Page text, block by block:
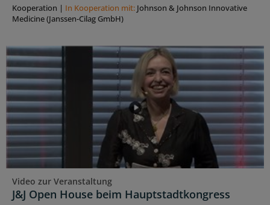
Kooperation | In Kooperation mit: Johnson & Johnson Innovative
Medicine (Janssen-Cilag GmbH)
Video zur Veranstaltung
J&J Open House beim Hauptstadtkongress